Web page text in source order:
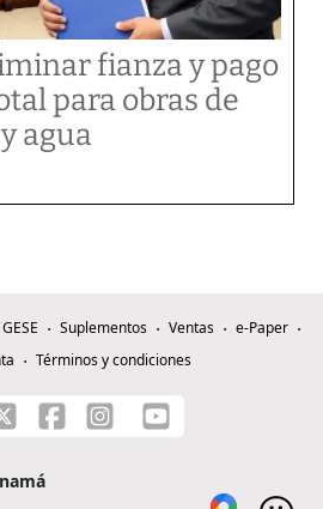
fianza y pago
para obras de
agua
Suplementos Ventas
e-Paper
Términos y condiciones